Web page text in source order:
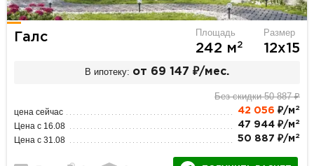
Галс Площадь
242 м2
Размер
12х15
В ипотеку: от 69 147 ₽/мес.
Без скидки 50 887 ₽
цена сейчас 42 056 ₽/м 2
Цена с 16.08 47 944 ₽/м 2
Цена с 31.08 50 887 ₽/м 2